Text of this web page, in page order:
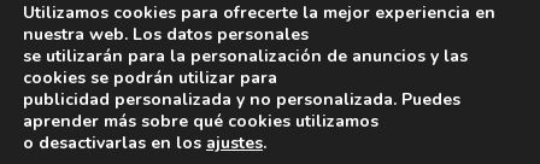
AVISO LEGAL
POLÍTICA DE COOKIES
POLÍTICA DE PRIVACIDAD
Utilizamos cookies para ofrecerte la mejor experiencia en
nuestra web. Los datos personales
se utilizarán para la personalización de anuncios y las
cookies se podrán utilizar para
publicidad personalizada y no personalizada. Puedes
aprender más sobre qué cookies utilizamos
o desactivarlas en los ajustes.